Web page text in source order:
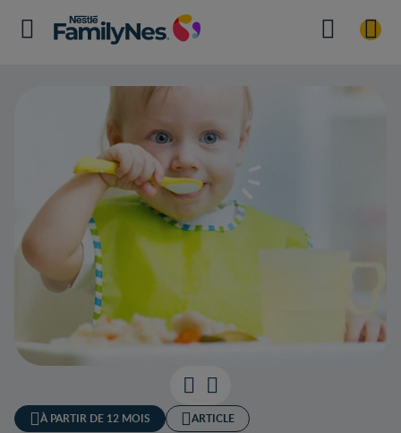
À PARTIR DE 12 MOIS ARTICLE